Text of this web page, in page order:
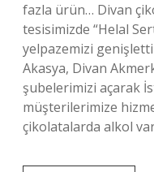
fazla ürün… Divan
tesisimizde “Helal
yelpazemizi
Akasya, Divan
şubelerimizi açarak
müşterilerimize
çikolatalarda alkol